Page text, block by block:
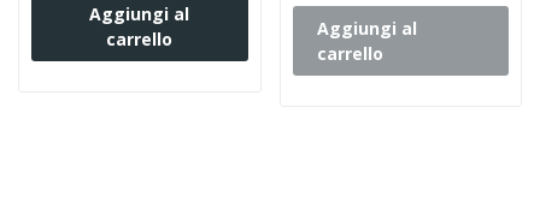
Aggiungi al
carrello
Aggiungi al
carrello